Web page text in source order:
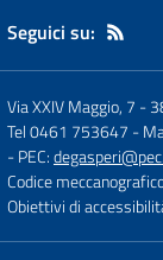
Seguici su:
Via XXIV Maggio, 7 -
Tel 0461 753647 -
- PEC:
Codice
Obiettivi di